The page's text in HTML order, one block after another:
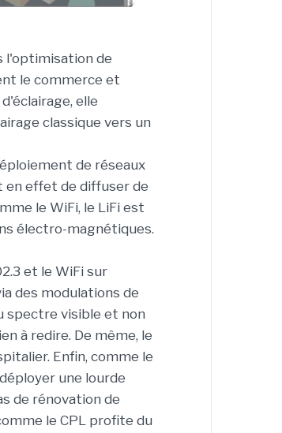
l'optimisation de
le commerce et
elle
classique vers un
de réseaux
effet de diffuser de
le WiFi, le LiFi est
électro-magnétiques.
et le WiFi sur
des modulations de
spectre visible et non
à redire. De même, le
Enfin, comme le
une lourde
de rénovation de
le CPL profite du